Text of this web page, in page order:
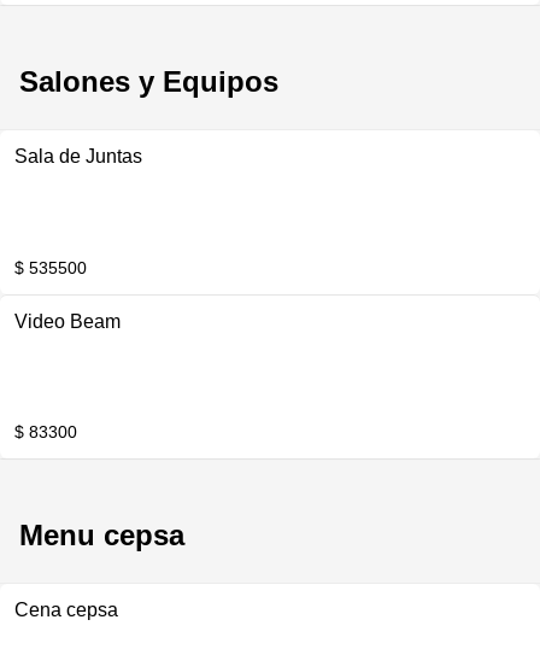
Salones y Equipos
Sala de Juntas
$ 535500
Video Beam
$ 83300
Menu cepsa
Cena cepsa